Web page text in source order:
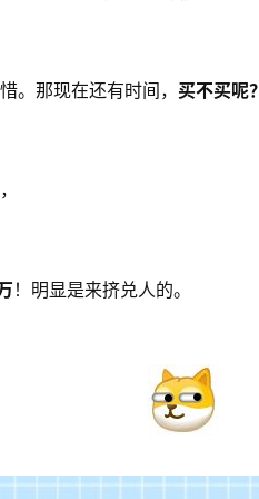
。那现在还有时间， 买不买呢？
！明显是来挤兑人的。